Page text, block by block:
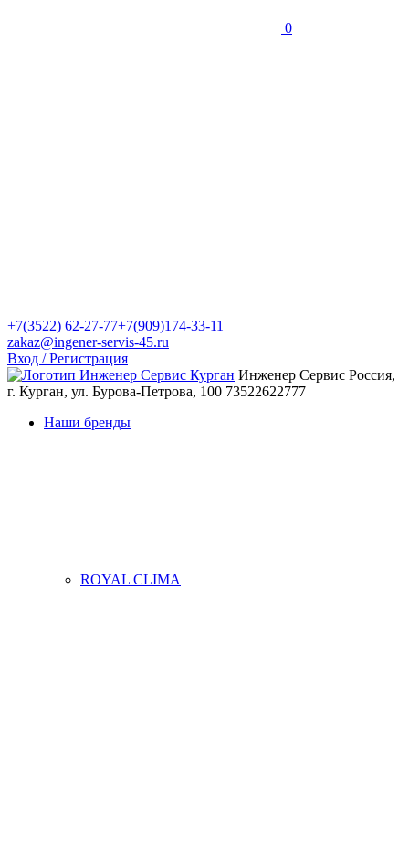
0
+7(3522) 62-27-77+7(909)174-33-11
zakaz@ingener-servis-45.ru
Вход / Регистрация
Инженер Сервис Россия,
г. Курган, ул. Бурова-Петрова, 100 73522622777
Наши бренды
ROYAL CLIMA